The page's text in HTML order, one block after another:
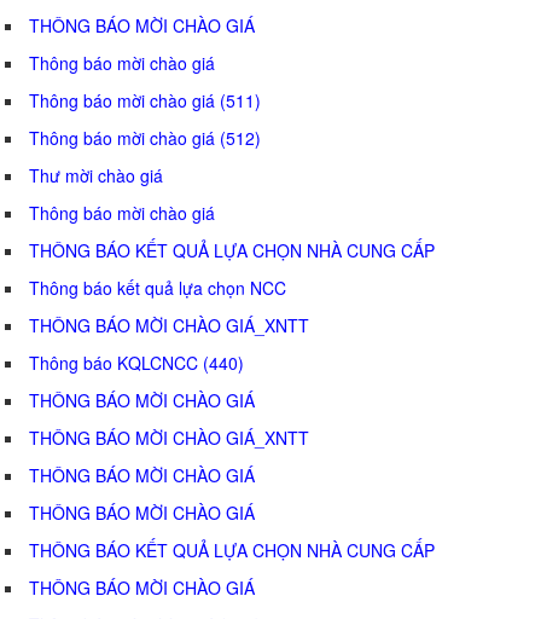
THÔNG BÁO MỜI CHÀO GIÁ
Thông báo mời chào giá
Thông báo mời chào giá (511)
Thông báo mời chào giá (512)
Thư mời chào giá
Thông báo mời chào giá
THÔNG BÁO KẾT QUẢ LỰA CHỌN NHÀ CUNG CẤP
Thông báo kết quả lựa chọn NCC
THÔNG BÁO MỜI CHÀO GIÁ_XNTT
Thông báo KQLCNCC (440)
THÔNG BÁO MỜI CHÀO GIÁ
THÔNG BÁO MỜI CHÀO GIÁ_XNTT
THÔNG BÁO MỜI CHÀO GIÁ
THÔNG BÁO MỜI CHÀO GIÁ
THÔNG BÁO KẾT QUẢ LỰA CHỌN NHÀ CUNG CẤP
THÔNG BÁO MỜI CHÀO GIÁ